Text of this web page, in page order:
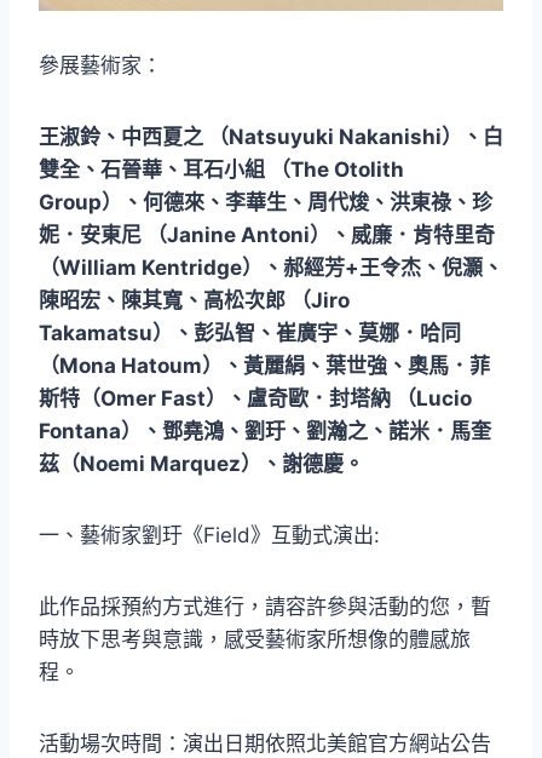
參展藝術家：
王淑鈴、中西夏之 （Natsuyuki Nakanishi）、白
雙全、石晉華、耳石小組 （The Otolith
Group）、何德來、李華生、周代焌、洪東祿、珍
妮．安東尼 （Janine Antoni）、威廉．肯特里奇
（William Kentridge）、郝經芳+王令杰、倪灝、
陳昭宏、陳其寬、高松次郎 （Jiro
Takamatsu）、彭弘智、崔廣宇、莫娜．哈同
（Mona Hatoum）、黃麗絹、葉世強、奧馬．菲
斯特（Omer Fast）、盧奇歐．封塔納 （Lucio
Fontana）、鄧堯鴻、劉玗、劉瀚之、諾米．馬奎
茲（Noemi Marquez）、謝德慶。
一、藝術家劉玗《Field》互動式演出:
此作品採預約方式進行，請容許參與活動的您，暫
時放下思考與意識，感受藝術家所想像的體感旅
程。
活動場次時間：演出日期依照北美館官方網站公告